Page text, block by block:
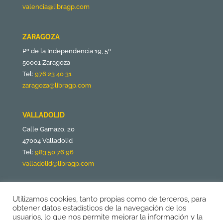
valencia@libragp.com
ZARAGOZA
Pº de la Independencia 19, 5º
50001 Zaragoza
Tel: 976 23 40 31
zaragoza@libragp.com
VALLADOLID
Calle Gamazo, 20
47004 Valladolid
Tel: 983 50 76 96
valladolid@libragp.com
Utilizamos cookies, tanto propias como de terceros, para
obtener datos estadísticos de la navegación de los
usuarios, lo que nos permite mejorar la información y la